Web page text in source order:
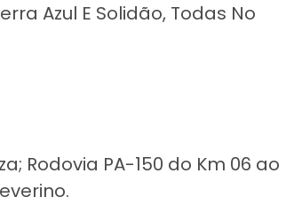
Azul E Solidão, Todas No
Rodovia PA-150 do Km 06 ao